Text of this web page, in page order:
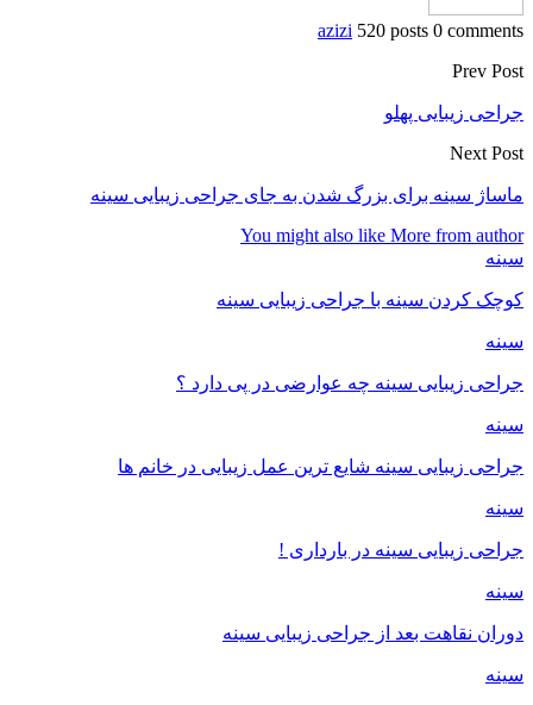
azizi 520 posts 0 comments
Prev Post
جراحی زیبایی پهلو
Next Post
ماساژ سينه برای بزرگ شدن به جای جراحی زیبایی سینه
You might also like More from author
سینه
کوچک کردن سینه با جراحی زیبایی سینه
سینه
جراحی زیبایی سینه چه عوارضی در پی دارد ؟
سینه
جراحی زیبایی سینه شایع ترین عمل زیبایی در خانم ها
سینه
جراحی زیبایی سینه در بارداری !
سینه
دوران نقاهت بعد از جراحی زیبایی سینه
سینه